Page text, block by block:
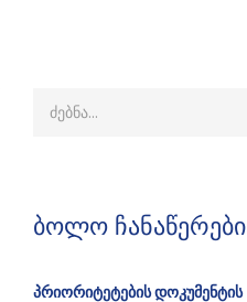
ბოლო ჩანაწერები
პრიორიტეტების დოკუმენტის